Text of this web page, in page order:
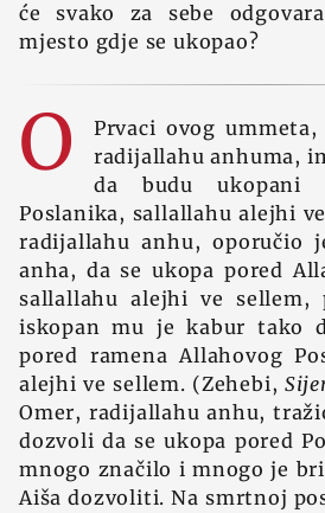
će svako za sebe
mjesto gdje se ukopao?
O
Prvaci ovog
radijallahu anhuma,
da budu ukopani
Poslanika, sallallahu alejhi
radijallahu anhu, oporučio
anha, da se ukopa pored
sallallahu alejhi ve sellem,
iskopan mu je kabur tako
pored ramena Allahovog
alejhi ve sellem. (Zehebi,
Omer, radijallahu anhu,
dozvoli da se ukopa pored
mnogo značilo i mnogo je
Aiša dozvoliti. Na smrtnoj